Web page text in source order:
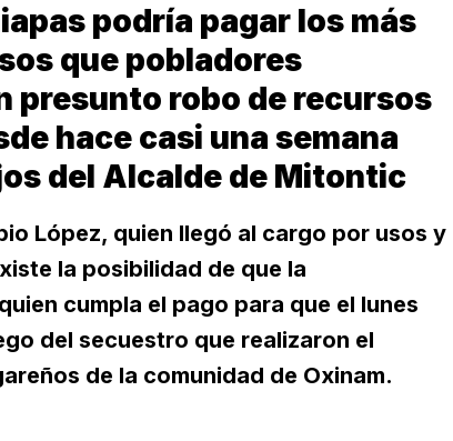
podría pagar los más
que pobladores
presunto robo de recursos
hace casi una semana
del Alcalde de Mitontic
López, quien llegó al cargo por usos y
la posibilidad de que la
cumpla el pago para que el lunes
del secuestro que realizaron el
de la comunidad de Oxinam.